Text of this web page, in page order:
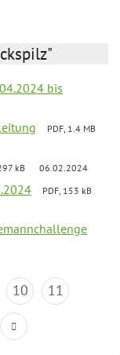
bis
PDF, 1.4 MB
kB 06.02.2024
PDF, 153 kB
10
11